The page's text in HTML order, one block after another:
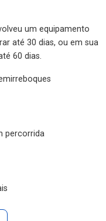
um equipamento
até 30 dias, ou em sua
60 dias.
percorrida